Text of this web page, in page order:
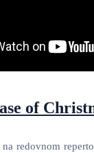
of
redovnom